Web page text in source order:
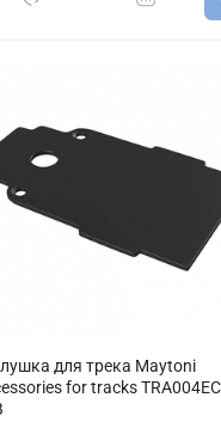
для трека Maytoni
for tracks